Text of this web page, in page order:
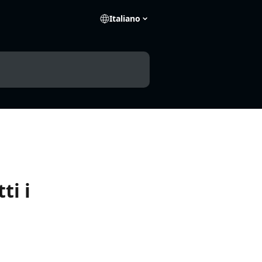
Italiano
i